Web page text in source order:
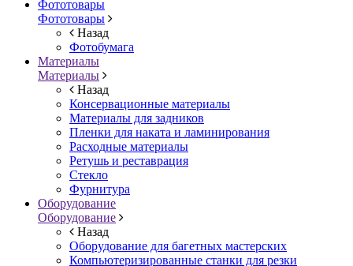
Фототовары
Фототовары
Назад
Фотобумага
Материалы
Материалы
Назад
Консервационные материалы
Материалы для задников
Пленки для наката и ламинирования
Расходные материалы
Ретушь и реставрация
Стекло
Фурнитура
Оборудование
Оборудование
Назад
Оборудование для багетных мастерских
Компьютеризированные станки для резки